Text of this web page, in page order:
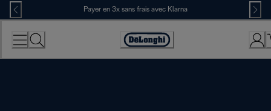
Skip
to
Content
Payer en 3x sans frais avec Klarna
Déclaration
d'accessibilité